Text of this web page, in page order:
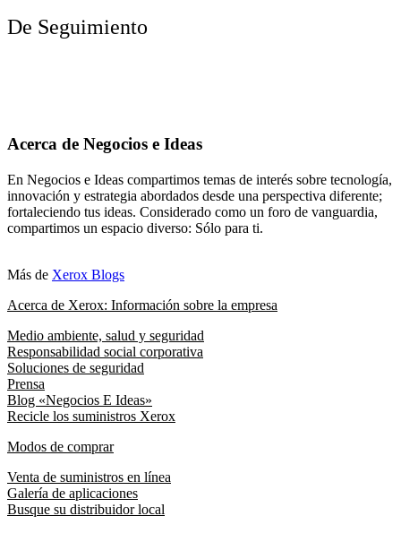
De Seguimiento
Acerca de Negocios e Ideas
En Negocios e Ideas compartimos temas de interés sobre tecnología,
innovación y estrategia abordados desde una perspectiva diferente;
fortaleciendo tus ideas. Considerado como un foro de vanguardia,
compartimos un espacio diverso: Sólo para ti.
Más de Xerox Blogs
Acerca de Xerox: Información sobre la empresa
Medio ambiente, salud y seguridad
Responsabilidad social corporativa
Soluciones de seguridad
Prensa
Blog «Negocios E Ideas»
Recicle los suministros Xerox
Modos de comprar
Venta de suministros en línea
Galería de aplicaciones
Busque su distribuidor local